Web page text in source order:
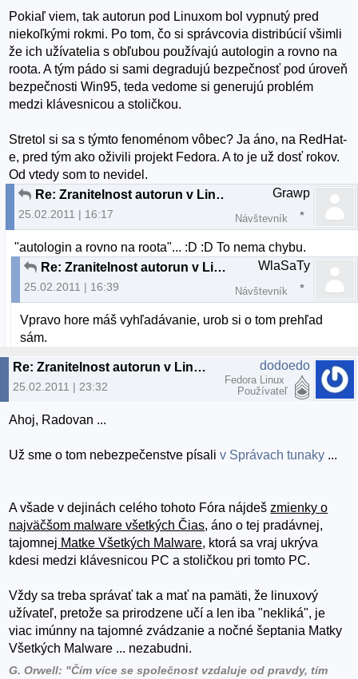
Pokiaľ viem, tak autorun pod Linuxom bol vypnutý pred
niekoľkými rokmi. Po tom, čo si správcovia distribúcií všimli
že ich užívatelia s obľubou používajú autologin a rovno na
roota. A tým pádo si sami degradujú bezpečnosť pod úroveň
bezpečnosti Win95, teda vedome si generujú problém
medzi klávesnicou a stoličkou.
Stretol si sa s týmto fenoménom vôbec? Ja áno, na RedHat-
e, pred tým ako oživili projekt Fedora. A to je už dosť rokov.
Od vtedy som to nevidel.
Re: Zranitelnost autorun v Linuxe
25.02.2011 | 16:17
Grawp
Návštevník
"autologin a rovno na roota"... :D :D To nema chybu.
Re: Zranitelnost autorun v Linuxe
25.02.2011 | 16:39
WlaSaTy
Návštevník
Vpravo hore máš vyhľadávanie, urob si o tom prehľad
sám.
Re: Zranitelnost autorun v Linuxe
25.02.2011 | 23:32
dodoedo
Fedora Linux
Používateľ
Ahoj, Radovan ...
Už sme o tom nebezpečenstve písaliv Správach tunaky ...
A všade v dejinách celého tohoto Fóra nájdešzmienky o
najväčšom malware všetkých Čias, áno o tej pradávnej,
tajomnej Matke Všetkých Malware, ktorá sa vraj ukrýva
kdesi medzi klávesnicou PC a stoličkou pri tomto PC.
Vždy sa treba správať tak a mať na pamäti, že linuxový
užívateľ, pretože sa prirodzene učí a len iba "nekliká", je
viac imúnny na tajomné zvádzanie a nočné šeptania Matky
Všetkých Malware ... nezabudni.
G. Orwell: "Čím více se společnost vzdaluje od pravdy, tím